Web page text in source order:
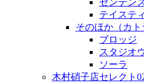
センテン
テイステ
そのほか（カト
ブロッジ
スタジオ
ソーラ
木村硝子店セレクト